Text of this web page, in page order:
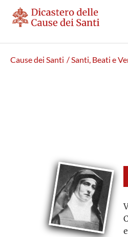
Cause dei Santi / Santi, Beati e